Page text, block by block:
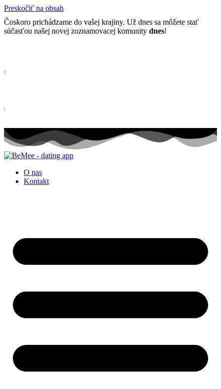
Preskočiť na obsah
Čoskoro prichádzame do vašej krajiny. Už dnes sa môžete stať
súčasťou našej novej zoznamovacej komunity dnes!
O nas
Kontakt